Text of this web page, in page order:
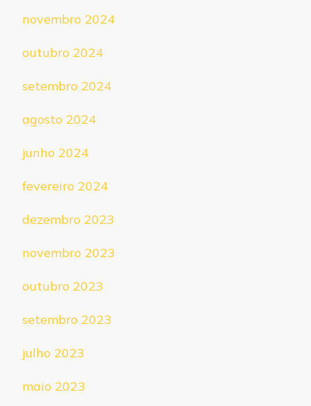
novembro 2024
outubro 2024
setembro 2024
agosto 2024
junho 2024
fevereiro 2024
dezembro 2023
novembro 2023
outubro 2023
setembro 2023
julho 2023
maio 2023